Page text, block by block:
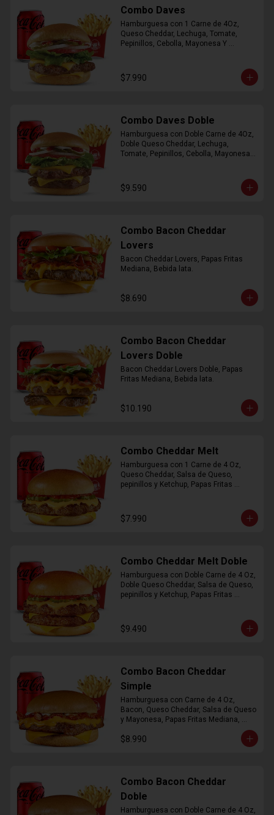
Combo Daves
Hamburguesa con 1 Carne de 4Oz,
Queso Cheddar, Lechuga, Tomate,
Pepinillos, Cebolla, Mayonesa Y
$7.990
Combo Daves Doble
Hamburguesa con Doble Carne de 4Oz,
Doble Queso Cheddar, Lechuga,
Tomate, Pepinillos, Cebolla, Mayonesa y
$9.590
Combo Bacon Cheddar
Lovers
Bacon Cheddar Lovers, Papas Fritas
Mediana, Bebida lata.
$8.690
Combo Bacon Cheddar
Lovers Doble
Bacon Cheddar Lovers Doble, Papas
Fritas Mediana, Bebida lata.
$10.190
Combo Cheddar Melt
Hamburguesa con 1 Carne de 4 Oz,
Queso Cheddar, Salsa de Queso,
pepinillos y Ketchup, Papas Fritas
$7.990
Combo Cheddar Melt Doble
Hamburguesa con Doble Carne de 4 Oz,
Doble Queso Cheddar, Salsa de Queso,
pepinillos y Ketchup, Papas Fritas
$9.490
Combo Bacon Cheddar
Simple
Hamburguesa con Carne de 4 Oz,
Bacon, Queso Cheddar, Salsa de Queso
y Mayonesa, Papas Fritas Mediana,
$8.990
Combo Bacon Cheddar
Doble
Hamburguesa con Doble Carne de 4 Oz,